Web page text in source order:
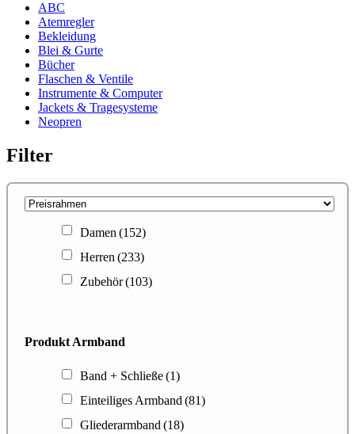
ABC
Atemregler
Bekleidung
Blei & Gurte
Bücher
Flaschen & Ventile
Instrumente & Computer
Jackets & Tragesysteme
Neopren
Filter
Damen (152)
Herren (233)
Zubehör(103)
Produkt Armband
Band + Schließe(1)
Einteiliges Armband (81)
Gliederarmband (18)